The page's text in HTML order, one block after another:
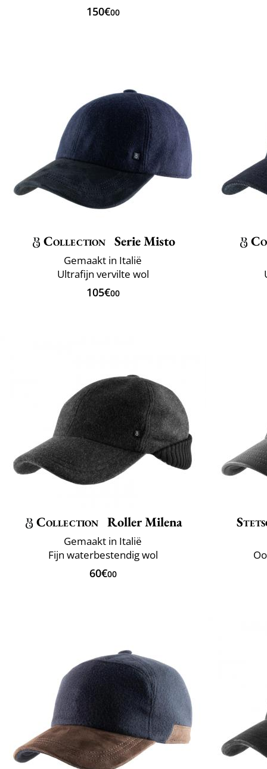
150€00
Collection Serie Misto
Gemaakt in Italië
Ultrafijn vervilte wol
105€00
Collection Roller Milena
Gemaakt in Italië
Fijn waterbestendig wol
60€00